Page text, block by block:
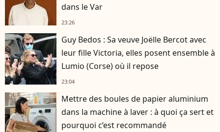
dans le Var
23:26
Guy Bedos : Sa veuve Joëlle Bercot avec
leur fille Victoria, elles posent ensemble à
Lumio (Corse) où il repose
23:04
Mettre des boules de papier aluminium
dans la machine à laver : à quoi ça sert et
pourquoi c’est recommandé